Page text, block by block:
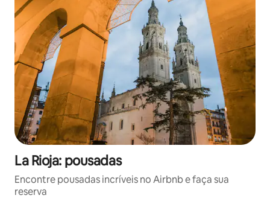
La Rioja: pousadas
Encontre pousadas incríveis no Airbnb e faça sua
reserva